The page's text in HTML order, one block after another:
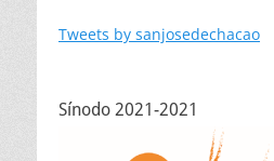
Tweets by sanjosedechacao
Sínodo 2021-2021